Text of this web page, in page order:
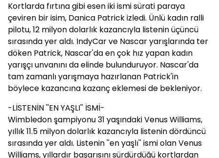
Kortlarda fırtına gibi esen iki ismi sürati paraya
çeviren bir isim, Danica Patrick izledi. Ünlü kadın ralli
pilotu, 12 milyon dolarlık kazancıyla listenin üçüncü
sırasında yer aldı. IndyCar ve Nascar yarışlarında ter
döken Patrick, Nascar'da en çok hız yapan kadın
yarışçı unvanını da elinde bulunduruyor. Nascar'da
tam zamanlı yarışmaya hazırlanan Patrick'in
böylece kazancına kazanç eklemesi de bekleniyor.
-LİSTENİN ''EN YAŞLI'' İSMİ-
Wimbledon şampiyonu 31 yaşındaki Venus Williams,
yıllık 11.5 milyon dolarlık kazancıyla listenin dördüncü
sırasında yer aldı. Listenin ''en yaşlı'' ismi olan Venus
Williams, yıllardır başarısını sürdürdüğü kortlardan